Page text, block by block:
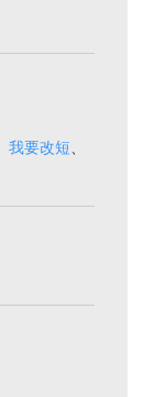
我要改短、